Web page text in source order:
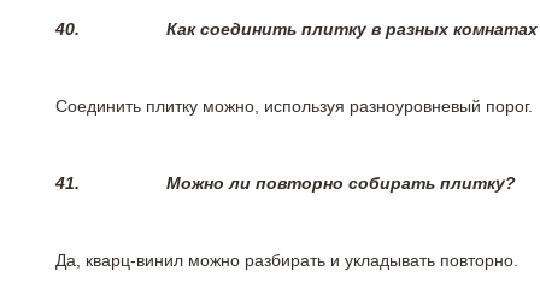
40. Как соединить плитку в разных
Соединить плитку можно, используя разноуровневый порог.
41. Можно ли повторно собирать плитку?
Да, кварц-винил можно разбирать и укладывать повторно.